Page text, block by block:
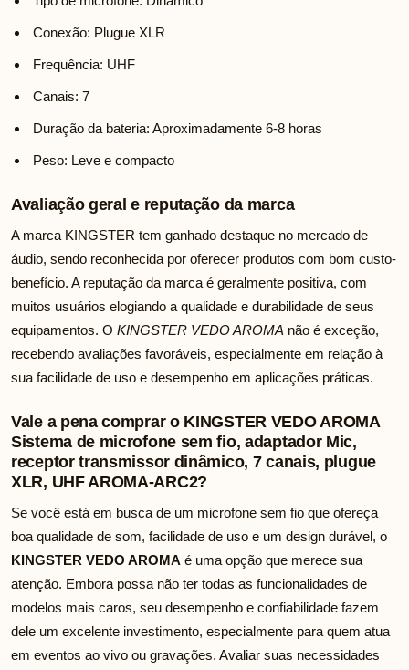
Conexão: Plugue XLR
Frequência: UHF
Canais: 7
Duração da bateria: Aproximadamente 6-8 horas
Peso: Leve e compacto
Avaliação geral e reputação da marca
A marca KINGSTER tem ganhado destaque no mercado de
áudio, sendo reconhecida por oferecer produtos com bom custo-
benefício. A reputação da marca é geralmente positiva, com
muitos usuários elogiando a qualidade e durabilidade de seus
equipamentos. O KINGSTER VEDO AROMA não é exceção,
recebendo avaliações favoráveis, especialmente em relação à
sua facilidade de uso e desempenho em aplicações práticas.
Vale a pena comprar o KINGSTER VEDO AROMA
Sistema de microfone sem fio, adaptador Mic,
receptor transmissor dinâmico, 7 canais, plugue
XLR, UHF AROMA-ARC2?
Se você está em busca de um microfone sem fio que ofereça
boa qualidade de som, facilidade de uso e um design durável, o
KINGSTER VEDO AROMA é uma opção que merece sua
atenção. Embora possa não ter todas as funcionalidades de
modelos mais caros, seu desempenho e confiabilidade fazem
dele um excelente investimento, especialmente para quem atua
em eventos ao vivo ou gravações. Avaliar suas necessidades